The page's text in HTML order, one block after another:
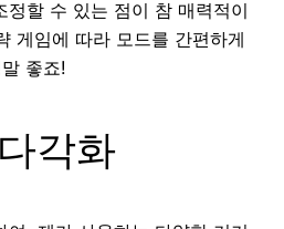
정할 수 있는 점이 참 매력적이
게임에 따라 모드를 간편하게
좋죠!
각화